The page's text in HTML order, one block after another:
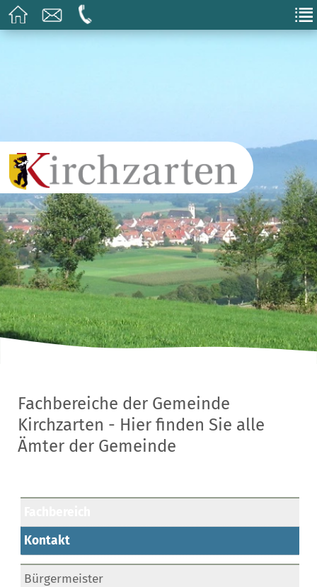
Fachbereiche der Gemeinde
Kirchzarten - Hier finden Sie alle
Ämter der Gemeinde
Kontakt
Bürgermeister